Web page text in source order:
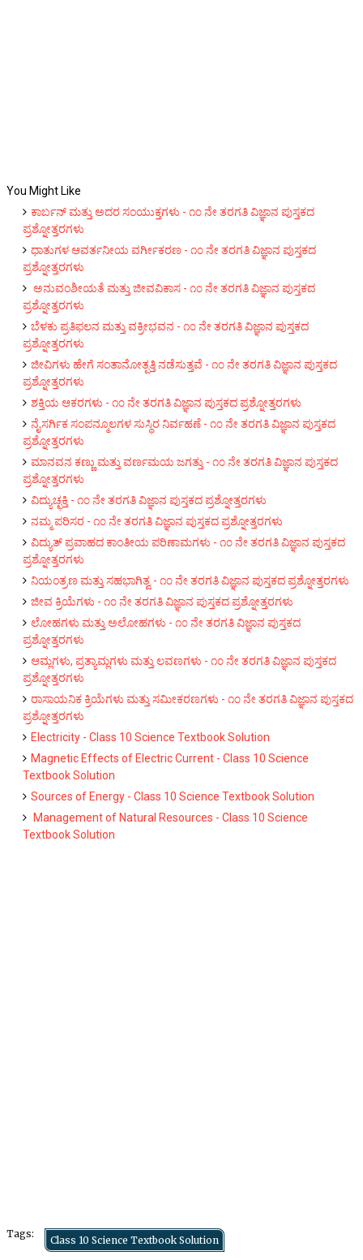
You Might Like
ಕಾರ್ಬನ್‌ ಮತ್ತು ಅದರ ಸಂಯುಕ್ತಗಳು - ೧೦ ನೇ ತರಗತಿ ವಿಜ್ಞಾನ ಪುಸ್ತಕದ
ಪ್ರಶ್ನೋತ್ತರಗಳು
ಧಾತುಗಳ ಆವರ್ತನೀಯ ವರ್ಗೀಕರಣ - ೧೦ ನೇ ತರಗತಿ ವಿಜ್ಞಾನ ಪುಸ್ತಕದ
ಪ್ರಶ್ನೋತ್ತರಗಳು
ಅನುವಂಶೀಯತೆ ಮತ್ತು ಜೀವವಿಕಾಸ - ೧೦ ನೇ ತರಗತಿ ವಿಜ್ಞಾನ ಪುಸ್ತಕದ
ಪ್ರಶ್ನೋತ್ತರಗಳು
ಬೆಳಕು ಪ್ರತಿಫಲನ ಮತ್ತು ವಕ್ರೀಭವನ - ೧೦ ನೇ ತರಗತಿ ವಿಜ್ಞಾನ ಪುಸ್ತಕದ
ಪ್ರಶ್ನೋತ್ತರಗಳು
ಜೀವಿಗಳು ಹೇಗೆ ಸಂತಾನೋತ್ಪತ್ತಿ ನಡೆಸುತ್ತವೆ - ೧೦ ನೇ ತರಗತಿ ವಿಜ್ಞಾನ ಪುಸ್ತಕದ
ಪ್ರಶ್ನೋತ್ತರಗಳು
ಶಕ್ತಿಯ ಆಕರಗಳು - ೧೦ ನೇ ತರಗತಿ ವಿಜ್ಞಾನ ಪುಸ್ತಕದ ಪ್ರಶ್ನೋತ್ತರಗಳು
ನೈಸರ್ಗಿಕ ಸಂಪನ್ಮೂಲಗಳ ಸುಸ್ಥಿರ ನಿರ್ವಹಣೆ - ೧೦ ನೇ ತರಗತಿ ವಿಜ್ಞಾನ ಪುಸ್ತಕದ
ಪ್ರಶ್ನೋತ್ತರಗಳು
ಮಾನವನ ಕಣ್ಣು ಮತ್ತು ವರ್ಣಮಯ ಜಗತ್ತು - ೧೦ ನೇ ತರಗತಿ ವಿಜ್ಞಾನ ಪುಸ್ತಕದ
ಪ್ರಶ್ನೋತ್ತರಗಳು
ವಿದ್ಯುಚ್ಛಕ್ತಿ - ೧೦ ನೇ ತರಗತಿ ವಿಜ್ಞಾನ ಪುಸ್ತಕದ ಪ್ರಶ್ನೋತ್ತರಗಳು
ನಮ್ಮ ಪರಿಸರ - ೧೦ ನೇ ತರಗತಿ ವಿಜ್ಞಾನ ಪುಸ್ತಕದ ಪ್ರಶ್ನೋತ್ತರಗಳು
ವಿದ್ಯುತ್‌ ಪ್ರವಾಹದ ಕಾಂತೀಯ ಪರಿಣಾಮಗಳು - ೧೦ ನೇ ತರಗತಿ ವಿಜ್ಞಾನ ಪುಸ್ತಕದ
ಪ್ರಶ್ನೋತ್ತರಗಳು
ನಿಯಂತ್ರಣ ಮತ್ತು ಸಹಭಾಗಿತ್ವ - ೧೦ ನೇ ತರಗತಿ ವಿಜ್ಞಾನ ಪುಸ್ತಕದ ಪ್ರಶ್ನೋತ್ತರಗಳು
ಜೀವ ಕ್ರಿಯೆಗಳು - ೧೦ ನೇ ತರಗತಿ ವಿಜ್ಞಾನ ಪುಸ್ತಕದ ಪ್ರಶ್ನೋತ್ತರಗಳು
ಲೋಹಗಳು ಮತ್ತು ಅಲೋಹಗಳು - ೧೦ ನೇ ತರಗತಿ ವಿಜ್ಞಾನ ಪುಸ್ತಕದ
ಪ್ರಶ್ನೋತ್ತರಗಳು
ಆಮ್ಲಗಳು, ಪ್ರತ್ಯಾಮ್ಲಗಳು ಮತ್ತು ಲವಣಗಳು - ೧೦ ನೇ ತರಗತಿ ವಿಜ್ಞಾನ ಪುಸ್ತಕದ
ಪ್ರಶ್ನೋತ್ತರಗಳು
ರಾಸಾಯನಿಕ ಕ್ರಿಯೆಗಳು ಮತ್ತು ಸಮೀಕರಣಗಳು - ೧೦ ನೇ ತರಗತಿ ವಿಜ್ಞಾನ ಪುಸ್ತಕದ
ಪ್ರಶ್ನೋತ್ತರಗಳು
Electricity - Class 10 Science Textbook Solution
Magnetic Effects of Electric Current - Class 10 Science
Textbook Solution
Sources of Energy - Class 10 Science Textbook Solution
Management of Natural Resources - Class 10 Science
Textbook Solution
Tags:
Class 10 Science Textbook Solution